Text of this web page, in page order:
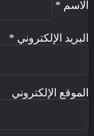
*
الإلكتروني*
الإلكتروني